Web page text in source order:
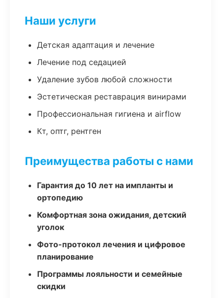
Наши услуги
Детская адаптация и лечение
Лечение под седацией
Удаление зубов любой сложности
Эстетическая реставрация винирами
Профессиональная гигиена и airflow
Кт, оптг, рентген
Преимущества работы с нами
Гарантия до 10 лет на импланты и
ортопедию
Комфортная зона ожидания, детский
уголок
Фото-протокол лечения и цифровое
планирование
Программы лояльности и семейные
скидки